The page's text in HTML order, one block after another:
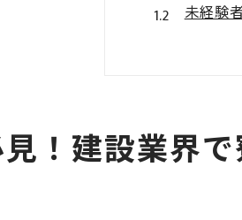
未経験
キャ
寮での
！建設業界